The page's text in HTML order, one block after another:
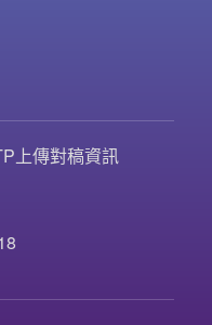
上傳對稿資訊